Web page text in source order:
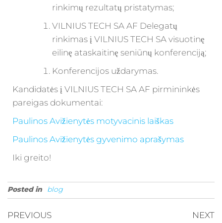
rinkimų rezultatų pristatymas;
VILNIUS TECH SA AF Delegatų
rinkimas į VILNIUS TECH SA visuotinę
eilinę ataskaitinę seniūnų konferenciją;
Konferencijos uždarymas.
Kandidatės į VILNIUS TECH SA AF pirmininkės
pareigas dokumentai:
Paulinos Avižienytės motyvacinis laiškas
Paulinos Avižienytės gyvenimo aprašymas
Iki greito!
Posted in blog
PREVIOUS
NEXT